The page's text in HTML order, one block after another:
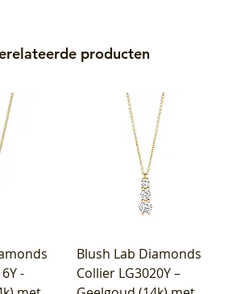
producten
-
Blush Lab Diamonds
Collier LG3020Y –